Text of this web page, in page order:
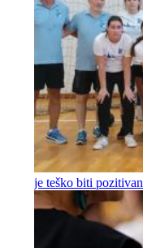
je teško biti pozitivan